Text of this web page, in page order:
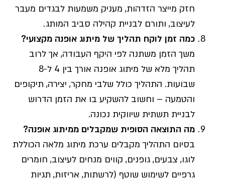
חזק מייצר הזדהות, מעניק משמעות לבגדים מעבר
לעיצוב, ותורם לבניית קהילה סביב המותג.
כמה זמן לוקח תהליך של מיתוג אופנה מקצועי?
משך הזמן משתנה לפי היקף העבודה, אך לרוב
תהליך מלא של מיתוג אופנה אורך בין 4 ל-8
שבועות. התהליך כולל שלבי מחקר, יצירה, תיקופים
והטמעה – וחשוב להשקיע בו את הזמן הדרוש
לבניית תשתית שיווקית נכונה.
מה התוצאה הסופית שמקבלים ממיתוג אופנה?
בסיום התהליך מקבלים ערכת מיתוג מלאה הכוללת
לוגו, צבעים, גופנים, קווים מנחים לעיצוב, חומרים
גרפיים לשימוש שוטף (לרשתות, אריזות, תגיות